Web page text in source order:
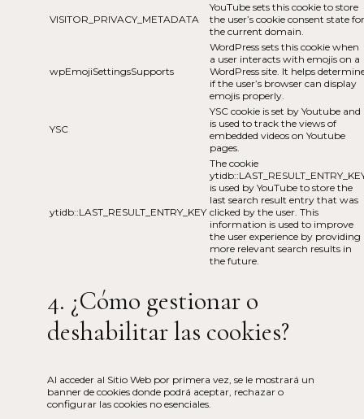
VISITOR_PRIVACY_METADATA
YouTube sets this cookie to store
the user’s cookie consent state for
the current domain.
wpEmojiSettingsSupports
WordPress sets this cookie when
a user interacts with emojis on a
WordPress site. It helps
if the user’s browser can display
emojis properly.
YSC
YSC cookie is set by Youtube and
is used to track the views of
embedded videos on Youtube
pages.
ytidb::LAST_RESULT_ENTRY_KEY
The cookie
is used by YouTube to store the
last search result entry that was
clicked by the user. This
information is used to improve
the user experience by providing
more relevant search results in
the future.
4. ¿Cómo gestionar o
deshabilitar las cookies?
Al acceder al Sitio Web por primera vez, se le mostrará un
banner de cookies donde podrá aceptar, rechazar o
configurar las cookies no esenciales.